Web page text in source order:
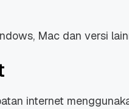
Mac dan versi
internet